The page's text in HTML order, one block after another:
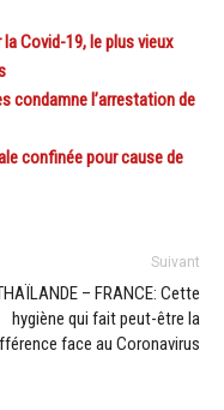
la Covid-19, le plus vieux
condamne l’arrestation de
confinée pour cause de
Suivant
– FRANCE: Cette
hygiène qui fait peut-être la
face au Coronavirus